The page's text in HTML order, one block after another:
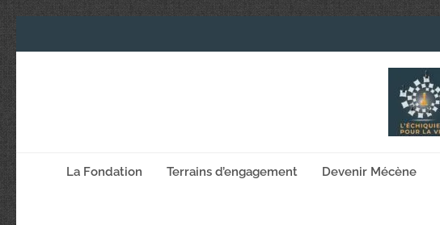
La Fondation Terrains d’engagement Devenir Mécène